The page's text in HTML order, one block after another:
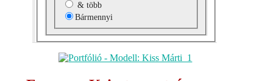
& több
Bármennyi